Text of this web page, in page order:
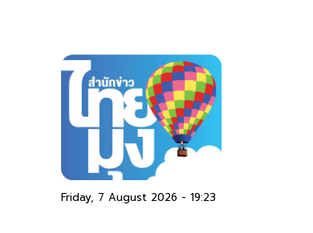
Friday, 7 August 2026 - 19:23